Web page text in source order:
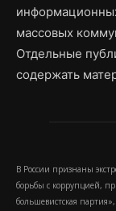
массовых
Отдельные
содержать
В России признаны
борьбы с коррупцией,
большевистская